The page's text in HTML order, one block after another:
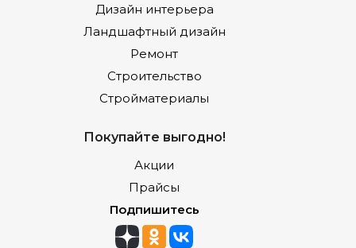
Дизайн интерьера
Ландшафтный дизайн
Ремонт
Строительство
Стройматериалы
Покупайте выгодно!
Акции
Прайсы
Подпишитесь